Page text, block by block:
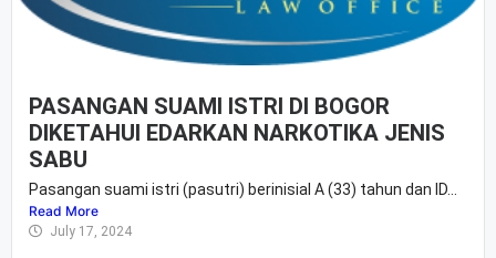
PASANGAN SUAMI ISTRI DI BOGOR
DIKETAHUI EDARKAN NARKOTIKA JENIS
SABU
Pasangan suami istri (pasutri) berinisial A (33) tahun dan ID...
Read More
July 17, 2024